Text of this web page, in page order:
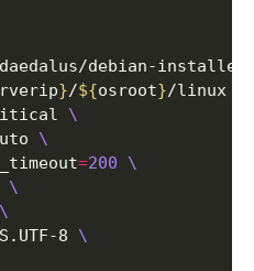
}/${osroot}/linux
=200
8